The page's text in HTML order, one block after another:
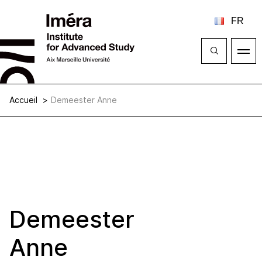
Ouvrir
le
Accueil Demeester Anne
Demeester
Anne